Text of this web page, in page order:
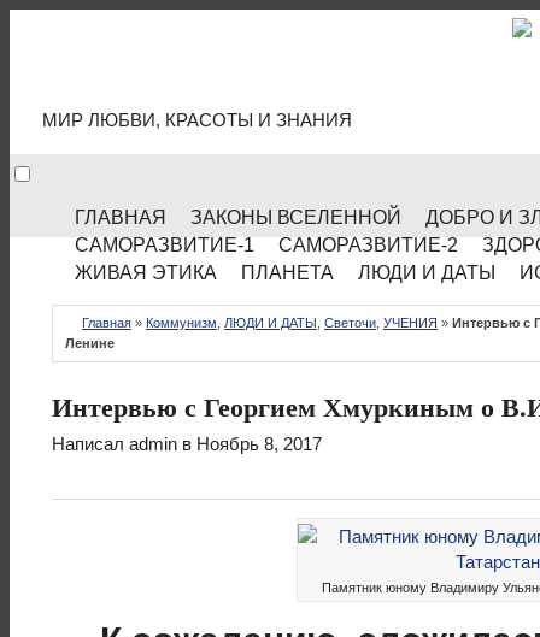
МИР ЛЮБВИ, КРАСОТЫ И ЗНАНИЯ
ГЛАВНАЯ ЗАКОНЫ ВСЕЛЕННОЙ
ДОБРО И
САМОРАЗВИТИЕ-1
САМОРАЗВИТИЕ-2
ЖИВАЯ ЭТИКА
ПЛАНЕТА ЛЮДИ И ДАТЫ
Главная » Коммунизм ЛЮДИ И ДАТЫ Светочи УЧЕНИЯ » Интервью с
Ленине
Интервью с Георгием Хмуркиным о
Написал admin в Ноябрь 8, 2017
Памятник юному Владимиру